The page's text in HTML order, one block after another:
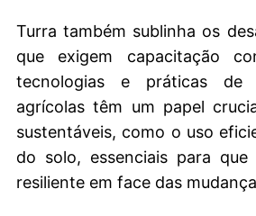
Turra também sublinha os
que exigem capacitação
tecnologias e práticas de
agrícolas têm um papel
sustentáveis, como o uso
do solo, essenciais para
resiliente em face das